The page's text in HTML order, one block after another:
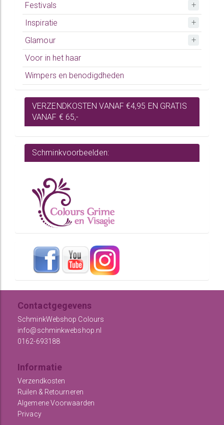
Festivals
Inspiratie
Glamour
Voor in het haar
Wimpers en benodigdheden
VERZENDKOSTEN VANAF €4,95 EN GRATIS
VANAF € 65,-
Schminkvoorbeelden:
Contactgegevens
SchminkWebshop Colours
info@schminkwebshop.nl
0162-693188
Informatie
Verzendkosten
Ruilen & Retourneren
Algemene Voorwaarden
Privacy